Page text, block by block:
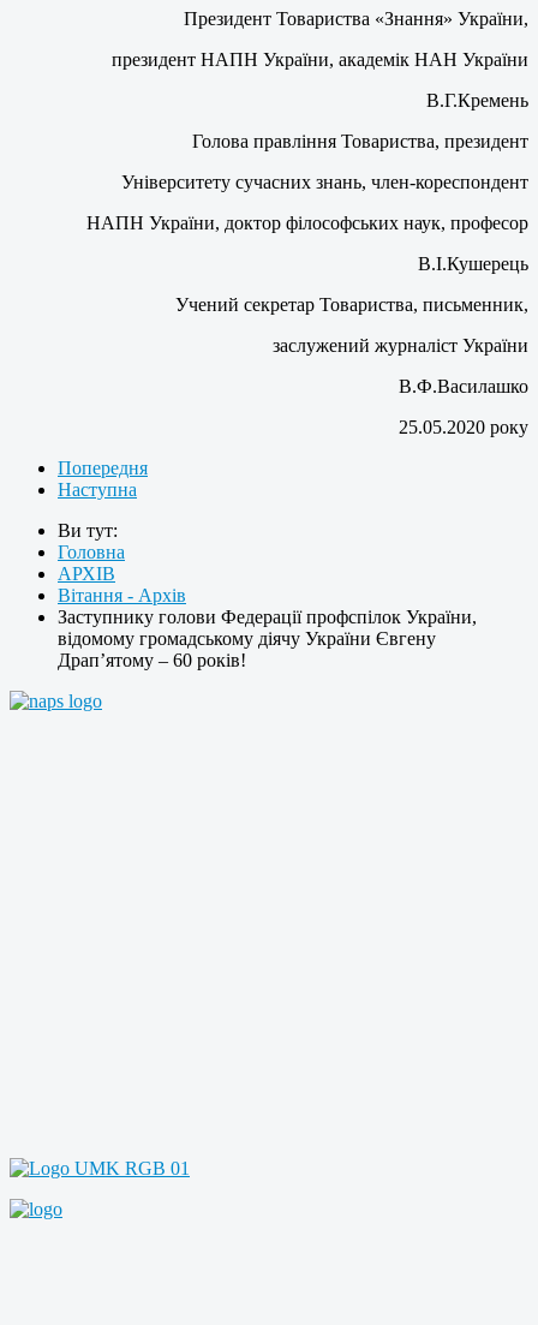
Президент Товариства «Знання» України,
президент НАПН України, академік НАН України
В.Г.Кремень
Голова правління Товариства, президент
Університету сучасних знань, член-кореспондент
НАПН України, доктор філософських наук, професор
В.І.Кушерець
Учений секретар Товариства, письменник,
заслужений журналіст України
В.Ф.Василашко
25.05.2020 року
Попередня
Наступна
Ви тут:
Головна
АРХІВ
Вітання - Архів
Заступнику голови Федерації профспілок України,
відомому громадському діячу України Євгену
Драп’ятому – 60 років!